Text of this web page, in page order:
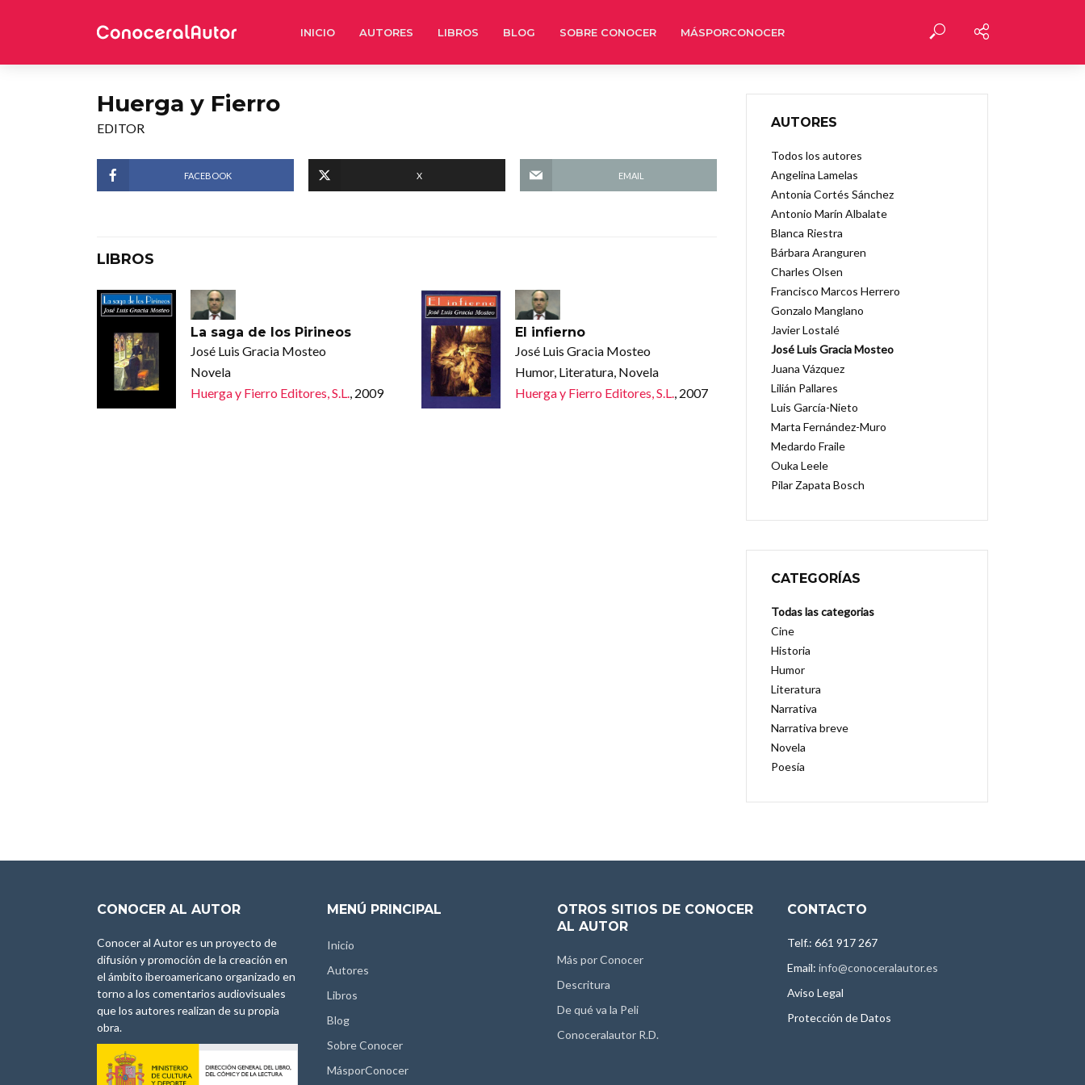
INICIO AUTORES LIBROS BLOG SOBRE CONOCER MÁSPORCONOCER
Huerga y Fierro
EDITOR
FACEBOOK X EMAIL
LIBROS
La saga de los Pirineos
José Luis Gracia Mosteo
Novela
Huerga y Fierro Editores, S.L., 2009
El infierno
José Luis Gracia Mosteo
Humor, Literatura, Novela
Huerga y Fierro Editores, S.L., 2007
AUTORES
Todos los autores
Angelina Lamelas
Antonia Cortés Sánchez
Antonio Marín Albalate
Blanca Riestra
Bárbara Aranguren
Charles Olsen
Francisco Marcos Herrero
Gonzalo Manglano
Javier Lostalé
José Luis Gracia Mosteo
Juana Vázquez
Lilián Pallares
Luis García-Nieto
Marta Fernández-Muro
Medardo Fraile
Ouka Leele
Pilar Zapata Bosch
CATEGORÍAS
Todas las categorias
Cine
Historia
Humor
Literatura
Narrativa
Narrativa breve
Novela
Poesía
CONOCER AL AUTOR
Conocer al Autor es un proyecto de
difusión y promoción de la creación en
el ámbito iberoamericano organizado en
torno a los comentarios audiovisuales
que los autores realizan de su propia
obra.
MENÚ PRINCIPAL
Inicio
Autores
Libros
Blog
Sobre Conocer
MásporConocer
OTROS SITIOS DE CONOCER
AL AUTOR
Más por Conocer
Descritura
De qué va la Peli
Conoceralautor R.D.
CONTACTO
Telf.: 661 917 267
Email: info@conoceralautor.es
Aviso Legal
Protección de Datos